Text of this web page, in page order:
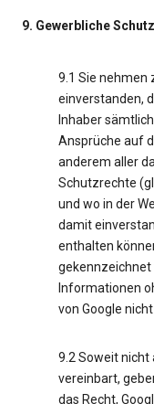
9. Gewerbliche
9.1 Sie nehmen
einverstanden,
Inhaber
Ansprüche auf
anderem aller
Schutzrechte
und wo in der
damit
enthalten
gekennzeichnet
Informationen
von Google
9.2 Soweit
vereinbart,
das Recht,